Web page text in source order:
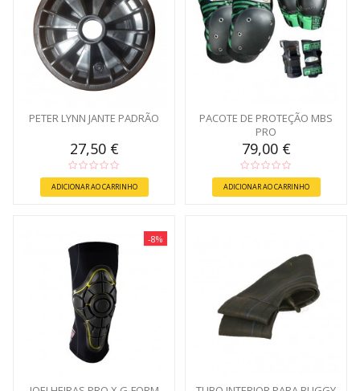
PETER LYNN JANTE PADRÃO
27,50 €
ADICIONAR AO CARRINHO
PACOTE DE PROTEÇÃO MBS
PRO
79,00 €
ADICIONAR AO CARRINHO
-8%